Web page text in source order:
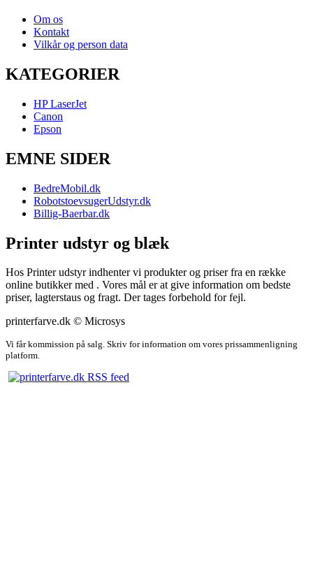
Om os
Kontakt
Vilkår og person data
KATEGORIER
HP LaserJet
Canon
Epson
EMNE SIDER
BedreMobil.dk
RobotstoevsugerUdstyr.dk
Billig-Baerbar.dk
Printer udstyr og blæk
Hos Printer udstyr indhenter vi produkter og priser fra en række
online butikker med . Vores mål er at give information om bedste
priser, lagterstaus og fragt. Der tages forbehold for fejl.
printerfarve.dk © Microsys
Vi får kommission på salg. Skriv for information om vores prissammenligning
platform.